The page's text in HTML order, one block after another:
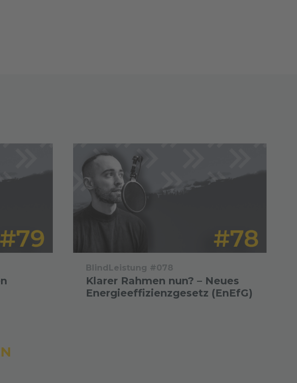
BlindLeistung #078
Klarer Rahmen nun? – Neues
Energieeffizienzgesetz (EnEfG)